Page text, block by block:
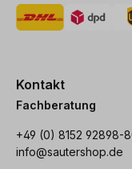
Kontakt
Fachberatung
+49 (0) 8152 92898-
info@sautershop.de